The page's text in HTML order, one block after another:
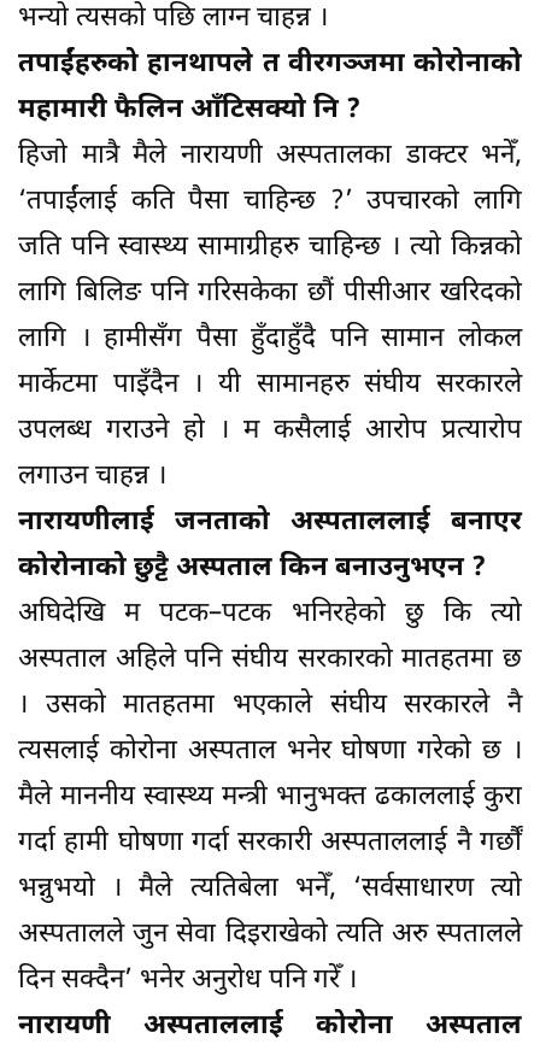
भन्यो त्यसको पछि लाग्न चाहन्न ।
तपाईंहरुको हानथापले त वीरगञ्जमा कोरोनाको
महामारी फैलिन आँटिसक्यो नि ?
हिजो मात्रै मैले नारायणी अस्पतालका डाक्टर भनेँ,
‘तपाईंलाई कति पैसा चाहिन्छ ?’ उपचारको लागि
जति पनि स्वास्थ्य सामाग्रीहरु चाहिन्छ । त्यो किन्नको
लागि बिलिङ पनि गरिसकेका छौं पीसीआर खरिदको
लागि । हामीसँग पैसा हुँदाहुँदै पनि सामान लोकल
मार्केटमा पाइँदैन । यी सामानहरु संघीय सरकारले
उपलब्ध गराउने हो । म कसैलाई आरोप प्रत्यारोप
लगाउन चाहन्न ।
नारायणीलाई जनताको अस्पताललाई बनाएर
कोरोनाको छुट्टै अस्पताल किन बनाउनुभएन ?
अघिदेखि म पटक–पटक भनिरहेको छु कि त्यो
अस्पताल अहिले पनि संघीय सरकारको मातहतमा छ
। उसको मातहतमा भएकाले संघीय सरकारले नै
त्यसलाई कोरोना अस्पताल भनेर घोषणा गरेको छ ।
मैले माननीय स्वास्थ्य मन्त्री भानुभक्त ढकाललाई कुरा
गर्दा हामी घोषणा गर्दा सरकारी अस्पताललाई नै गर्छौं
भन्नुभयो । मैले त्यतिबेला भनेँ, ‘सर्वसाधारण त्यो
अस्पतालले जुन सेवा दिइराखेको त्यति अरु स्पतालले
दिन सक्दैन’ भनेर अनुरोध पनि गरेँ ।
नारायणी अस्पताललाई कोरोना अस्पताल